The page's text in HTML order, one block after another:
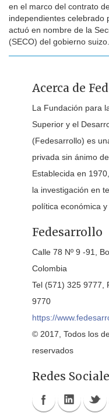
en el marco del contrato
independientes celebrado
actuó en nombre de la
(SECO) del gobierno
Acerca de
La Fundación para
Superior y el
(Fedesarrollo) es
privada sin ánimo
Establecida en
la investigación en
política económica y
Fedesarrollo
Calle 78 Nº 9 -91,
Colombia
Tel (571) 325 9777,
9770
https://
© 2017, Todos los
reservados
Redes